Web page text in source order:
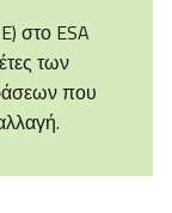
στο ESA
των
που